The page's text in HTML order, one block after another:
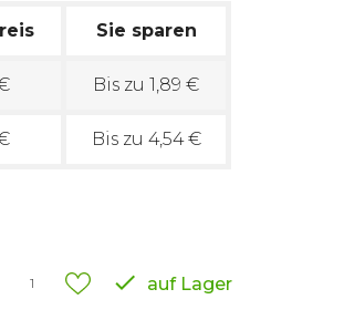
Sie sparen
Bis zu 1,89 €
Bis zu 4,54 €
1  auf Lager